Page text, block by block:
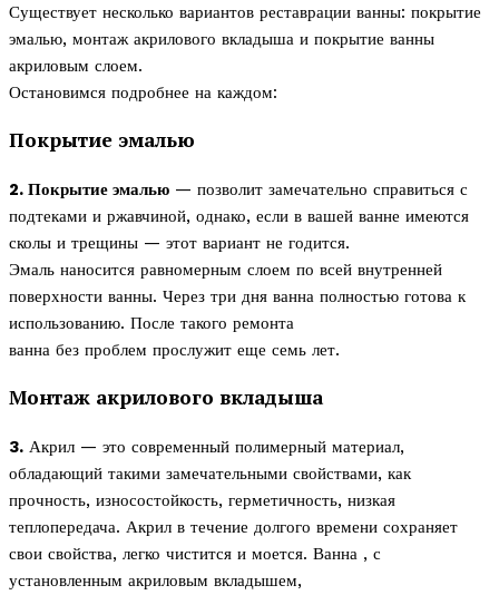
Существует несколько вариантов реставрации ванны: покрытие
эмалью, монтаж акрилового вкладыша и покрытие ванны
акриловым слоем.
Остановимся подробнее на каждом:
Покрытие эмалью
2. Покрытие эмалью — позволит замечательно справиться с
подтеками и ржавчиной, однако, если в вашей ванне имеются
сколы и трещины — этот вариант не годится.
Эмаль наносится равномерным слоем по всей внутренней
поверхности ванны. Через три дня ванна полностью готова к
использованию. После такого ремонта
ванна без проблем прослужит еще семь лет.
Монтаж акрилового вкладыша
3. Акрил — это современный полимерный материал,
обладающий такими замечательными свойствами, как
прочность, износостойкость, герметичность, низкая
теплопередача. Акрил в течение долгого времени сохраняет
свои свойства, легко чистится и моется. Ванна , с
установленным акриловым вкладышем,